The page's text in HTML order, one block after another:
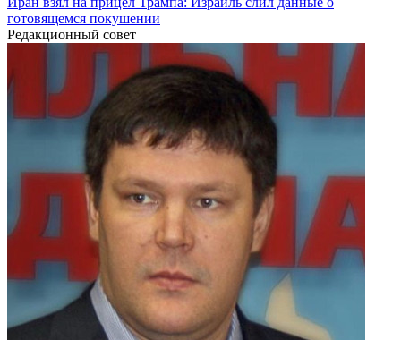
готовящемся покушении
Редакционный совет